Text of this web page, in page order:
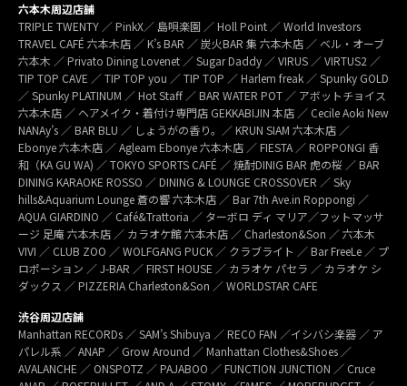
六本木周辺店舗
TRIPLE TWENTY ／ PinkX／ 島唄楽園 ／ Holl Point ／ World Investors
TRAVEL CAFÉ 六本木店 ／ K’s BAR ／ 炭火BAR 集 六本木店 ／ ベル・オーブ
六本木 ／ Privato Dining Lovenet ／ Sugar Daddy ／ VIRUS ／ VIRTUS2 ／
TIP TOP CAVE ／ TIP TOP you ／ TIP TOP ／ Harlem freak ／ Spunky GOLD
／ Spunky PLATINUM ／ Hot Staff ／ BAR WATER POT ／ アボットチョイス
六本木店 ／ ヘアメイク・着付け専門店 GEKKABIJIN 本店 ／ Cecile Aoki New
NANAy’s ／ BAR BLU ／ しょうがの香り。／ KRUN SIAM 六本木店 ／
Ebonye 六本木店 ／ Agleam Ebonye 六本木店 ／ FIESTA ／ ROPPONGI 香
和（KA GU WA) ／ TOKYO SPORTS CAFÉ ／ 焼酎DINIG BAR 虎の桜 ／ BAR
DINING KARAOKE ROSSO ／ DINING & LOUNGE CROSSOVER ／ Sky
hills&Aquarium Lounge 蒼の響 六本木店 ／ Bar 7th Ave.in Roppongi ／
AQUA GIARDINO ／ Café&Trattoria ／ ターボロ ディ マリア／フットマッサ
ージ 足庵 六本木店 ／ カラオケ館 六本木店 ／ Charleston&Son ／ 六本木
VIVI ／ CLUB ZOO ／ WOLFGANG PUCK ／ クラブライト ／ Bar FreeLe ／ プ
ロポーション ／ J-BAR ／ FIRST HOUSE ／ カラオケ パセラ ／ カラオケ シ
ダックス ／ PIZZERIA Charleston&Son ／ WORLDSTAR CAFE
渋谷周辺店舗
Manhattan RECORDs ／ SAM’s Shibuya ／ RECO FAN ／イシバシ楽器 ／ ア
パレル系 ／ ANAP ／ Grow Around ／ Manhattan Clothes&Shoes ／
AVALANCHE ／ ONSPOTZ ／ PAJABOO ／ FUNCTION JUNCTION ／ Cruce